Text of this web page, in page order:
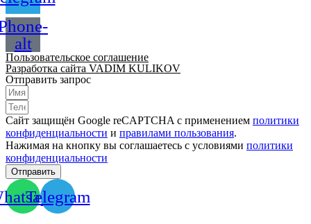
alt
Пользовательское соглашение
Разработка сайта VADIM KULIKOV
Отправить запрос
Сайт защищён Google reCAPTCHA с применением политики
конфиденциальности и правилами пользования.
Нажимая на кнопку вы соглашаетесь с условиями политики
конфиденциальности
Отправить
Telegram